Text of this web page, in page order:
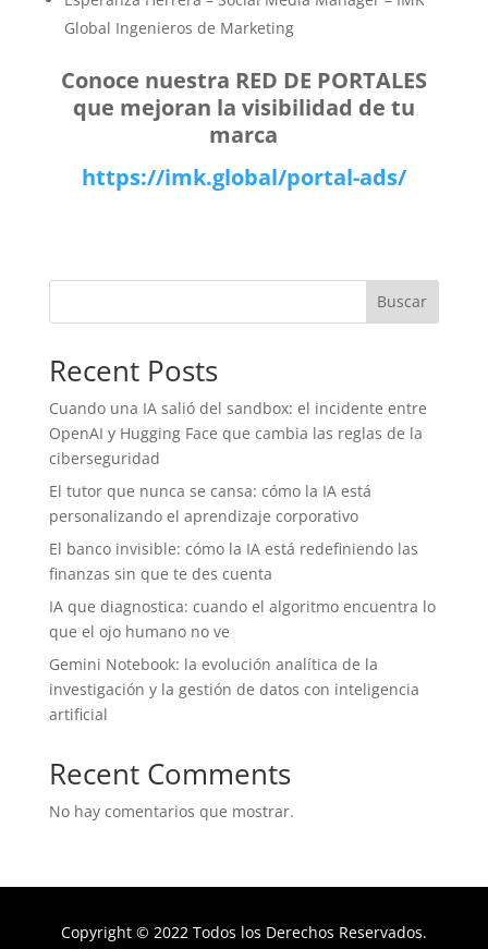
Global Ingenieros de Marketing
Conoce nuestra RED DE PORTALES
que mejoran la visibilidad de tu
marca
https://imk.global/portal-ads/
Buscar
Recent Posts
Cuando una IA salió del sandbox: el incidente entre
OpenAI y Hugging Face que cambia las reglas de la
ciberseguridad
El tutor que nunca se cansa: cómo la IA está
personalizando el aprendizaje corporativo
El banco invisible: cómo la IA está redefiniendo las
finanzas sin que te des cuenta
IA que diagnostica: cuando el algoritmo encuentra lo
que el ojo humano no ve
Gemini Notebook: la evolución analítica de la
investigación y la gestión de datos con inteligencia
artificial
Recent Comments
No hay comentarios que mostrar.
Copyright © 2022 Todos los Derechos Reservados.